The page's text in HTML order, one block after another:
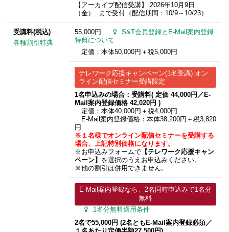
【アーカイブ配信受講】 2026年10月9日
（金） まで受付（配信期間：10/9～10/23）
受講料(税込)
各種割引特典
55,000円
S&T会員登録とE-Mail案内登録
特典について
定価：本体50,000円＋税5,000円
テレワーク応援キャンペーン(1名受講) オン
ライン配信セミナー受講限定
1名申込みの場合：受講料( 定価 44,000円／E-
Mail案内登録価格 42,020円 )
定価：本体40,000円＋税4,000円
E-Mail案内登録価格：本体38,200円＋税3,820
円
※１名様でオンライン配信セミナーを受講する
場合、上記特別価格になります。
※お申込みフォームで【テレワーク応援キャン
ペーン】
を選択のうえお申込みください。
※他の割引は併用できません。
E-Mail案内登録なら、2名同時申込みで1名分
無料
1名分無料適用条件
2名で55,000円 (2名ともE-Mail案内登録必須／